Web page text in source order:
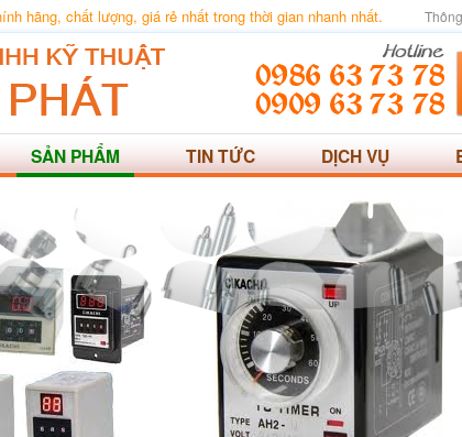
hãng, chất lượng, giá rẻ nhất trong thời gian nhanh nhất.
SẢN PHẨM TIN TỨC DỊCH VỤ